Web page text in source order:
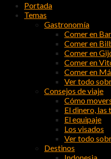
Portada
Temas
Gastronomía
Comer en
Comer en
Comer en
Comer en
Comer en
Ver todo
Consejos de viaje
Cómo
El dinero,
El equipaje
Los visados
Ver todo
Destinos